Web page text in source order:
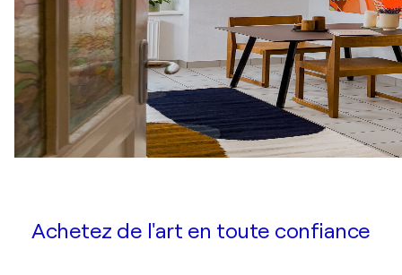
Achetez de l'art en toute confiance